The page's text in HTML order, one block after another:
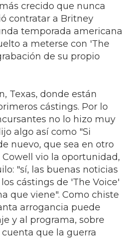
crecido que nunca
contratar a Britney
temporada americana
a meterse con 'The
de su propio
Texas, donde están
cástings. Por lo
no lo hizo muy
algo así como "Si
nuevo, que sea en otro
vio la oportunidad,
"sí, las buenas noticias
cástings de 'The Voice'
que viene". Como chiste
arrogancia puede
y al programa, sobre
que la guerra